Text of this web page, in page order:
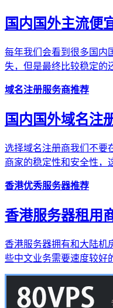
国内国外主流便
每年我们会看到很多国内
失，但是最终比较稳定的
域名注册服务商推荐
国内国外域名注
选择域名注册商我们不要
商家的稳定性和安全性，
香港优秀服务器推荐
香港服务器租用
香港服务器拥有和大陆机
些中文业务需要速度较好